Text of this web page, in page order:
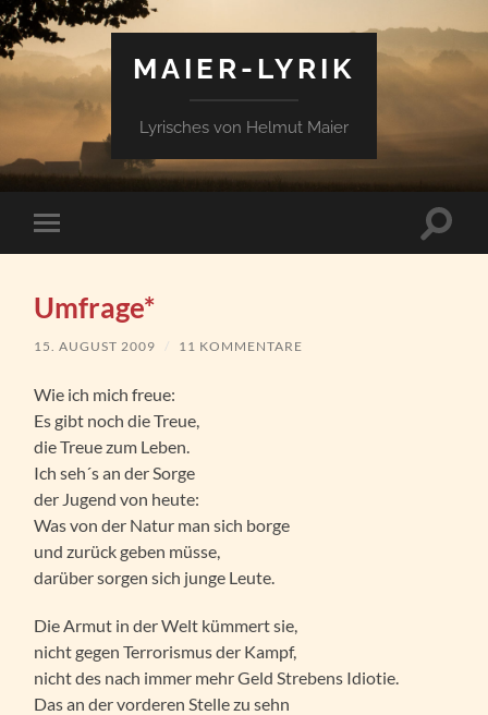
MAIER-LYRIK
Lyrisches von Helmut Maier
Mobile-
Menü
Umfrage*
15. AUGUST 2009 / 11 KOMMENTARE
Wie ich mich freue:
Es gibt noch die Treue,
die Treue zum Leben.
Ich seh´s an der Sorge
der Jugend von heute:
Was von der Natur man sich borge
und zurück geben müsse,
darüber sorgen sich junge Leute.
Die Armut in der Welt kümmert sie,
nicht gegen Terrorismus der Kampf,
nicht des nach immer mehr Geld Strebens Idiotie.
Das an der vorderen Stelle zu sehn